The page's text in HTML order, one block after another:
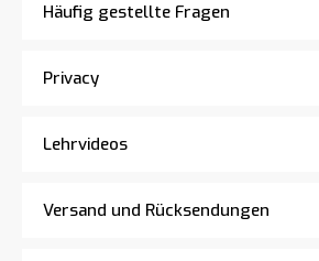
Häufig gestellte Fragen
Privacy
Lehrvideos
Versand und Rücksendungen